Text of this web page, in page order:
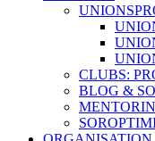
CLUBS:
BLOG &